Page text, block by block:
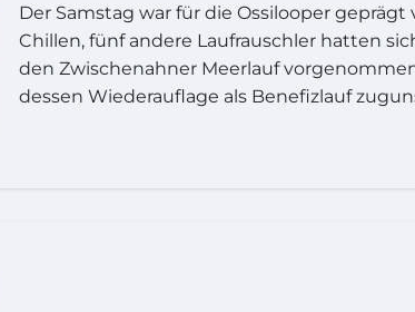
Der Samstag war für die Ossilooper geprägt vom
Chillen, fünf andere Laufrauschler hatten
den Zwischenahner Meerlauf
dessen Wiederauflage als Benefizlauf